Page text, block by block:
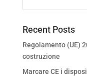
Recent Posts
Regolamento (UE)
costruzione
Marcare CE i